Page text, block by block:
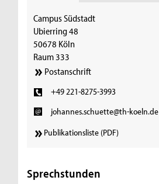
Campus Südstadt
Ubierring 48
50678 Köln
Raum 333
Postanschrift
+49 221-8275-3993
johannes.schuette@th-koeln.de
Publikationsliste (PDF)
Sprechstunden